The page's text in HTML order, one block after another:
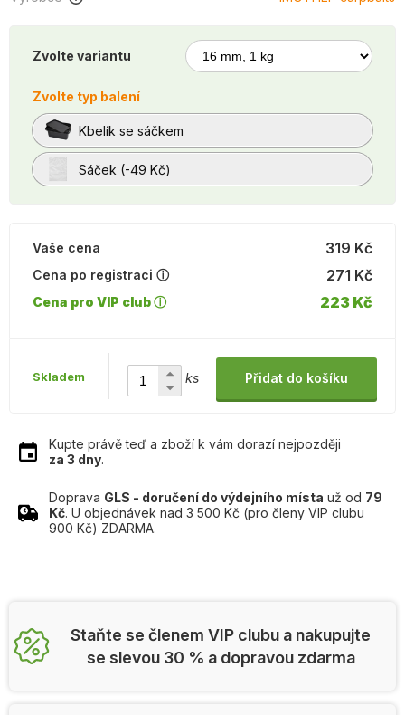
Zvolte variantu
Zvolte typ balení
Kbelík se sáčkem
Sáček (-49 Kč)
319 Kč
Vaše cena
Cena po registraci ⓘ
271 Kč
Cena pro VIP club ⓘ 223 Kč
Skladem ks Přidat do košíku
Kupte právě teď a zboží k vám dorazí nejpozději
za 3 dny.
Doprava GLS - doručení do výdejního místa už od 79
Kč. U objednávek nad 3 500 Kč (pro členy VIP clubu
900 Kč) ZDARMA.
Staňte se členem VIP clubu a nakupujte
se slevou 30 % a dopravou zdarma